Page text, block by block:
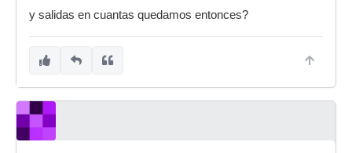
y salidas en cuantas quedamos entonces?